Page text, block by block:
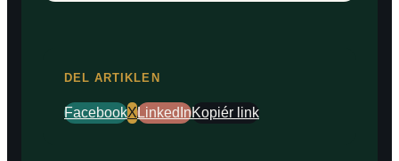
DEL ARTIKLEN
FacebookXLinkedInKopiér link